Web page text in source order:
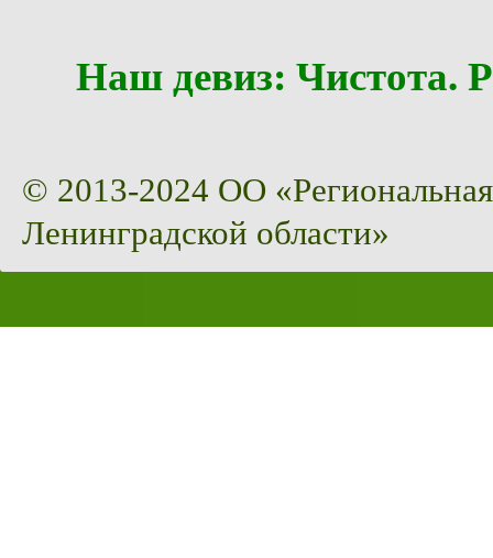
Наш девиз:
© 2013-2024 ОО
Ленинградской области»